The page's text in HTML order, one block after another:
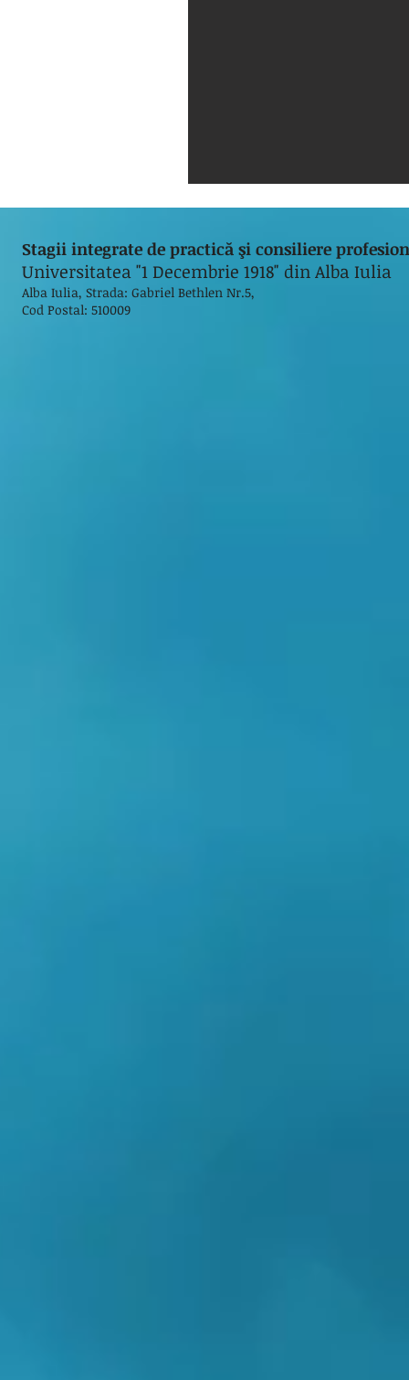
Stagii integrate de practică şi consiliere
Universitatea "1 Decembrie 1918" din Alba Iulia
Alba Iulia, Strada: Gabriel Bethlen Nr.5,
Cod Postal: 510009